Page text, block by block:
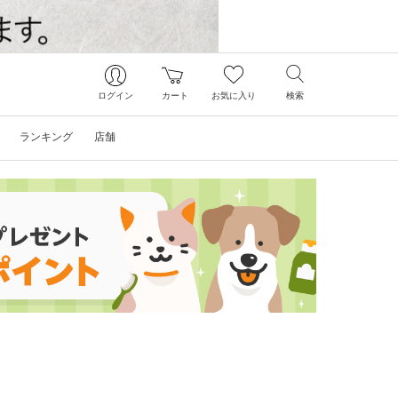
ログイン カート お気に入り 検索
ランキング 店舗